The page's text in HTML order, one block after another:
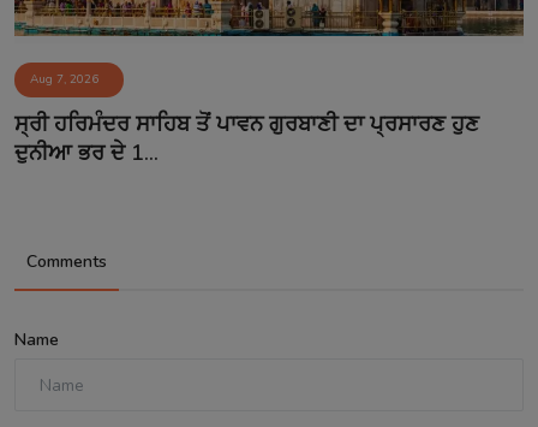
Aug 7, 2026
ਸ੍ਰੀ ਹਰਿਮੰਦਰ ਸਾਹਿਬ ਤੋਂ ਪਾਵਨ ਗੁਰਬਾਣੀ ਦਾ ਪ੍ਰਸਾਰਣ ਹੁਣ
ਦੁਨੀਆ ਭਰ ਦੇ 1...
Comments
Name